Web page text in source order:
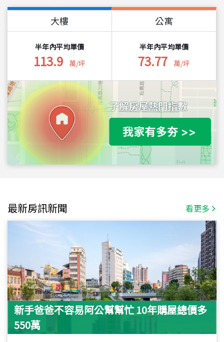
大樓
半年內平均單價
113.9 萬/坪
公寓
半年內平均單價
73.77 萬/坪
最新房訊新聞 看更多
新手爸爸不容易阿公幫幫忙 10年購屋總價多
550萬